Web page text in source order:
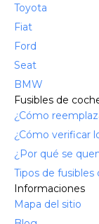
Toyota
Fiat
Ford
Seat
BMW
Fusibles de
¿Cómo
¿Cómo verificar
¿Por qué se
Tipos de fusibles
Informaciones
Mapa del sitio